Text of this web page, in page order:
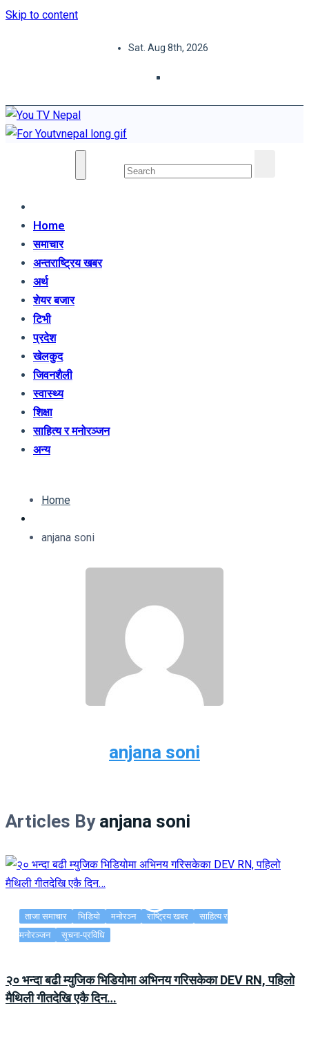
Skip to content
Sat. Aug 8th, 2026
Home
समाचार
अन्तराष्ट्रिय खबर
अर्थ
शेयर बजार
टिभी
प्रदेश
खेलकुद
जिवनशैली
स्वास्थ्य
शिक्षा
साहित्य र मनोरञ्जन
अन्य
Home
anjana soni
anjana soni
Articles By anjana soni
ताजा समाचार भिडियो मनोरञ्न राष्ट्रिय खबर
साहित्य र
मनोरञ्जन
सूचना-प्रविधि
२० भन्दा बढी म्युजिक भिडियोमा अभिनय गरिसकेका DEV RN, पहिलो
मैथिली गीतदेखि एकै दिन…